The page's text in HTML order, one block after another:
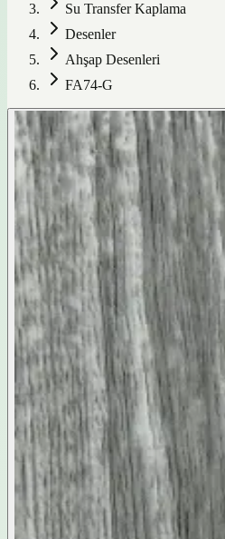
Su Transfer Kaplama
Desenler
Ahşap Desenleri
FA74-G